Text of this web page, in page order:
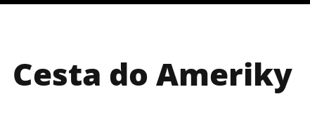
Cesta do Ameriky